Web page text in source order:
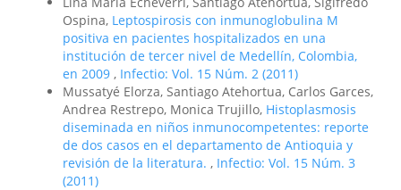
Ospina, Leptospirosis con inmunoglobulina M
positiva en pacientes hospitalizados en una
institución de tercer nivel de Medellín, Colombia,
en 2009 , Infectio: Vol. 15 Núm. 2 (2011)
Mussatyé Elorza, Santiago Atehortua, Carlos Garces,
Andrea Restrepo, Monica Trujillo, Histoplasmosis
diseminada en niños inmunocompetentes: reporte
de dos casos en el departamento de Antioquia y
revisión de la literatura. , Infectio: Vol. 15 Núm. 3
(2011)